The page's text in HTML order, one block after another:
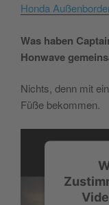
Honda
Was haben
Honwave
Nichts, denn mit
Füße bekommen.